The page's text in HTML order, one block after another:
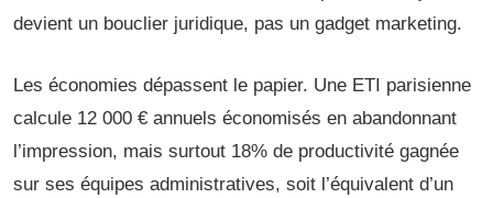
devient un bouclier juridique, pas un gadget marketing.
Les économies dépassent le papier. Une ETI parisienne
calcule 12 000 € annuels économisés en abandonnant
l’impression, mais surtout 18% de productivité gagnée
sur ses équipes administratives, soit l’équivalent d’un